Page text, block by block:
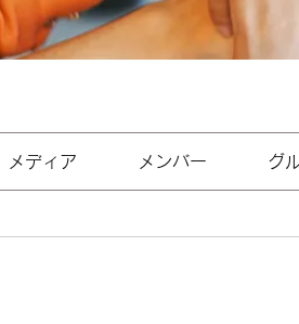
メディア メンバー グ